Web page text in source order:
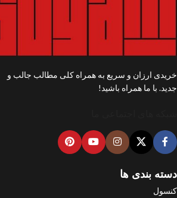
خریدی ارزان و سریع به همراه کلی مطالب جالب و
جدید. با ما همراه باشید!
دسته بندی ها
کنسول